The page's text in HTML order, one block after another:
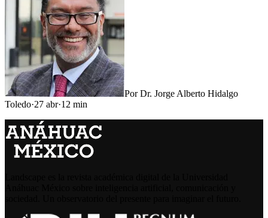
PorDr. Jorge Alberto Hidalgo
Toledo·27 abr·12 min